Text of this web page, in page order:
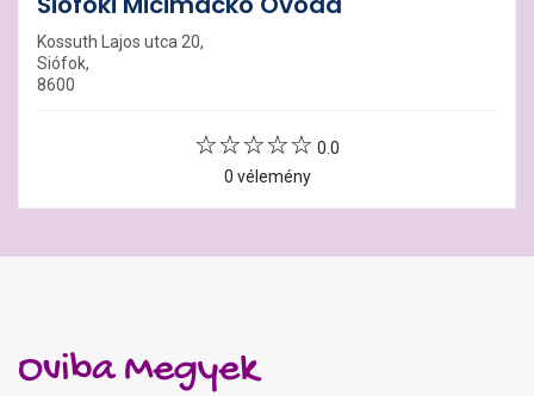
Kossuth Lajos utca 20,
Siófok,
8600
0.0
0 vélemény
Oviba Megyek